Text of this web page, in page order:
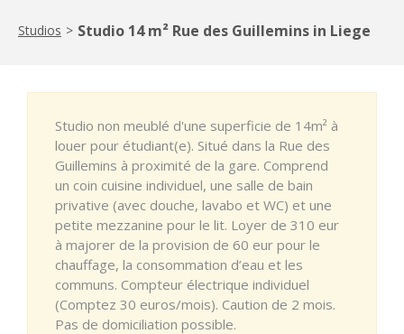
Studios > Studio 14 m² Rue des Guillemins in Liege
Studio non meublé d'une superficie de 14m² à
louer pour étudiant(e). Situé dans la Rue des
Guillemins à proximité de la gare. Comprend
un coin cuisine individuel, une salle de bain
privative (avec douche, lavabo et WC) et une
petite mezzanine pour le lit. Loyer de 310 eur
à majorer de la provision de 60 eur pour le
chauffage, la consommation d’eau et les
communs. Compteur électrique individuel
(Comptez 30 euros/mois). Caution de 2 mois.
Pas de domiciliation possible.